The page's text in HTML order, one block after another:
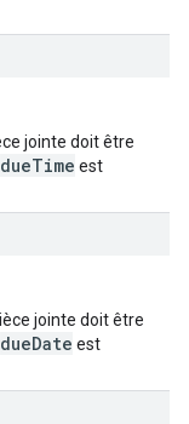
jointe doit être
dueTime est
jointe doit être
dueDate est